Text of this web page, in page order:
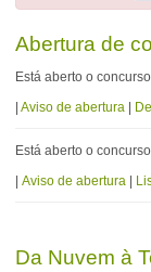
Abertura de
Está aberto o concurso
|Aviso de abertura
Está aberto o
|Aviso de abertura
Da Nuvem à